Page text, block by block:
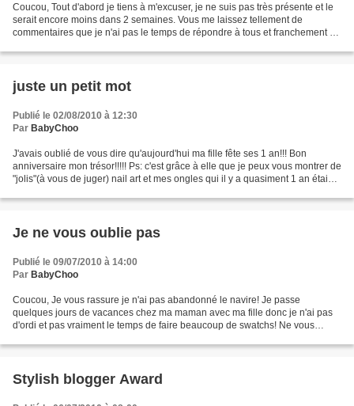
Coucou, Tout d'abord je tiens à m'excuser, je ne suis pas très présente et le
serait encore moins dans 2 semaines. Vous me laissez tellement de
commentaires que je n'ai pas le temps de répondre à tous et franchement ça
juste un petit mot
Publié le 02/08/2010 à 12:30
Par BabyChoo
J'avais oublié de vous dire qu'aujourd'hui ma fille fête ses 1 an!!! Bon
anniversaire mon trésor!!!!! Ps: c'est grâce à elle que je peux vous montrer de
"jolis"(à vous de juger) nail art et mes ongles qui il y a quasiment 1 an étaient
Je ne vous oublie pas
Publié le 09/07/2010 à 14:00
Par BabyChoo
Coucou, Je vous rassure je n'ai pas abandonné le navire! Je passe
quelques jours de vacances chez ma maman avec ma fille donc je n'ai pas
d'ordi et pas vraiment le temps de faire beaucoup de swatchs! Ne vous
Stylish blogger Award